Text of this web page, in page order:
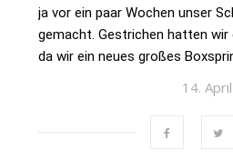
ja vor ein paar Wochen unser
gemacht. Gestrichen hatten
da wir ein neues großes
14.